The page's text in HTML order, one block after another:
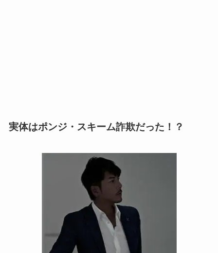
実体はポンジ・スキーム詐欺だった！？